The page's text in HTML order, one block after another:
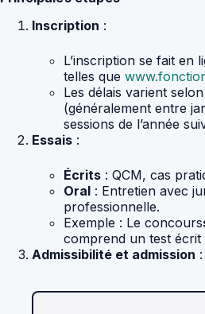
Inscription :
L’inscription se fait en
telles que
Les délais varient
(généralement entre
sessions de l’année
Essais :
Écrits : QCM, cas
Oral : Entretien avec
professionnelle.
Exemple : Le concours
comprend un test écrit
Admissibilité et admission :